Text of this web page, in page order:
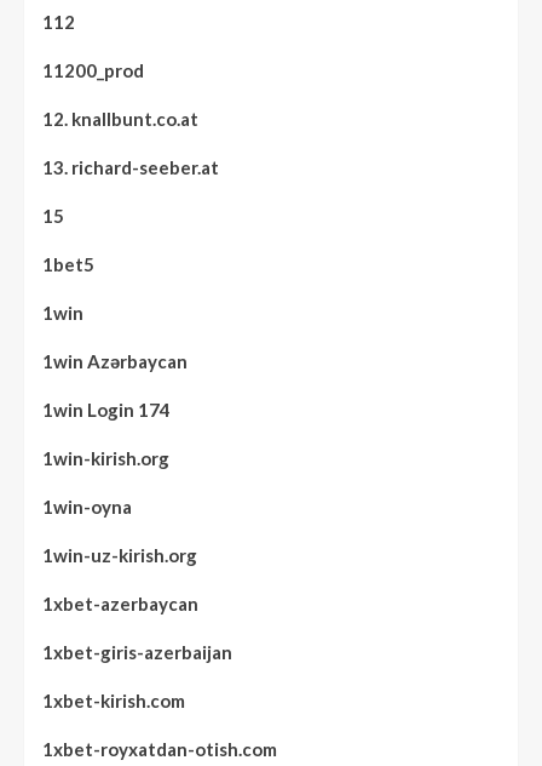
112
11200_prod
12. knallbunt.co.at
13. richard-seeber.at
15
1bet5
1win
1win Azərbaycan
1win Login 174
1win-kirish.org
1win-oyna
1win-uz-kirish.org
1xbet-azerbaycan
1xbet-giris-azerbaijan
1xbet-kirish.com
1xbet-royxatdan-otish.com